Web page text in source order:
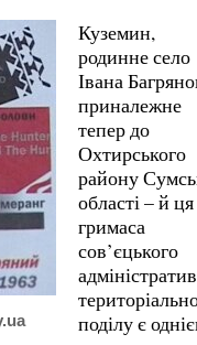
Куземин,
родинне село
Івана
приналежне
тепер до
Охтирського
району
області – й ця
гримаса
сов’єцького
поділу є